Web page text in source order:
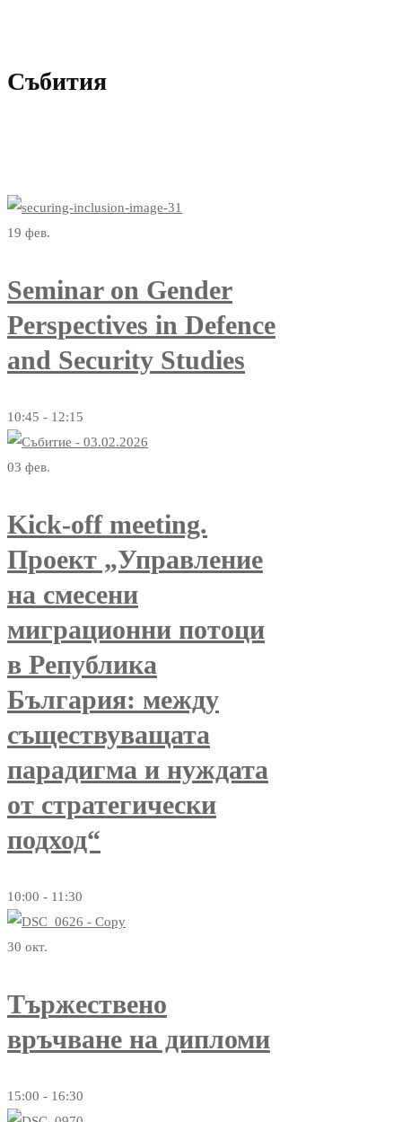
Събития
19 фев.
Seminar on Gender
Perspectives in Defence
and Security Studies
10:45 - 12:15
03 фев.
Kick-off meeting.
Проект „Управление
на смесени
миграционни потоци
в Република
България: между
съществуващата
парадигма и нуждата
от стратегически
подход“
10:00 - 11:30
30 окт.
Тържествено
връчване на дипломи
15:00 - 16:30